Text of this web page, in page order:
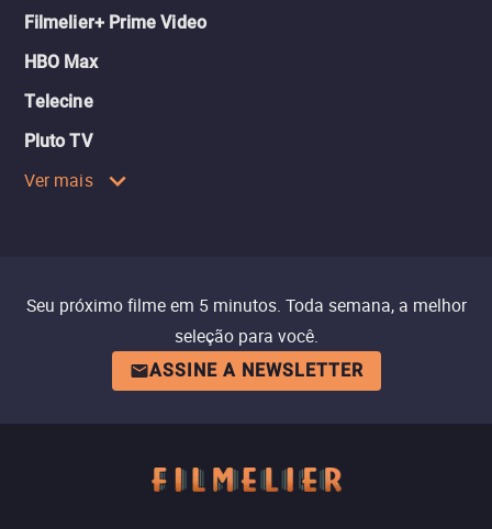
Filmelier+ Prime Video
HBO Max
Telecine
Pluto TV
Ver mais
Seu próximo filme em 5 minutos. Toda semana, a melhor
seleção para você.
ASSINE A NEWSLETTER